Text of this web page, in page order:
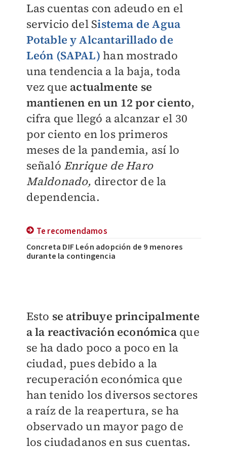
Las cuentas con adeudo en el
servicio del Sistema de Agua
Potable y Alcantarillado de
León (SAPAL) han mostrado
una tendencia a la baja, toda
vez que actualmente se
mantienen en un 12 por ciento,
cifra que llegó a alcanzar el 30
por ciento en los primeros
meses de la pandemia, así lo
señaló Enrique de Haro
Maldonado, director de la
dependencia.
Te recomendamos
Concreta DIF León adopción de 9 menores
durante la contingencia
Esto se atribuye principalmente
a la reactivación económicaque
se ha dado poco a poco en la
ciudad, pues debido a la
recuperación económica que
han tenido los diversos sectores
a raíz de la reapertura, se ha
observado un mayor pago de
los ciudadanos en sus cuentas.